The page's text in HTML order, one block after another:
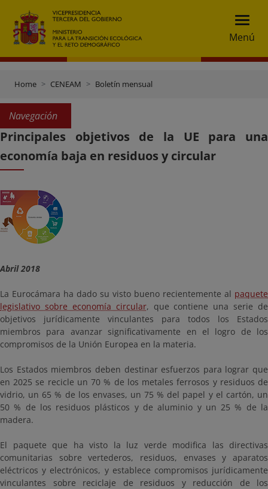
Menú
Home CENEAM Boletín mensual
Navegación
Principales objetivos de la UE para una
economía baja en residuos y circular
Abril 2018
La Eurocámara ha dado su visto bueno recientemente al paquete
legislativo sobre economía circular, que contiene una serie de
objetivos jurídicamente vinculantes para todos los Estados
miembros para avanzar significativamente en el logro de los
compromisos de la Unión Europea en la materia.
Los Estados miembros deben destinar esfuerzos para lograr que
en 2025 se recicle un 70 % de los metales ferrosos y residuos de
vidrio, un 65 % de los envases, un 75 % del papel y el cartón, un
50 % de los residuos plásticos y de aluminio y un 25 % de la
madera.
El paquete que ha visto la luz verde modifica las directivas
comunitarias sobre vertederos, residuos, envases y aparatos
eléctricos y electrónicos, y establece compromisos jurídicamente
vinculantes sobre reciclaje de residuos y reducción de los